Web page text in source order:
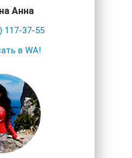
Анна
117-37-55
в WA!